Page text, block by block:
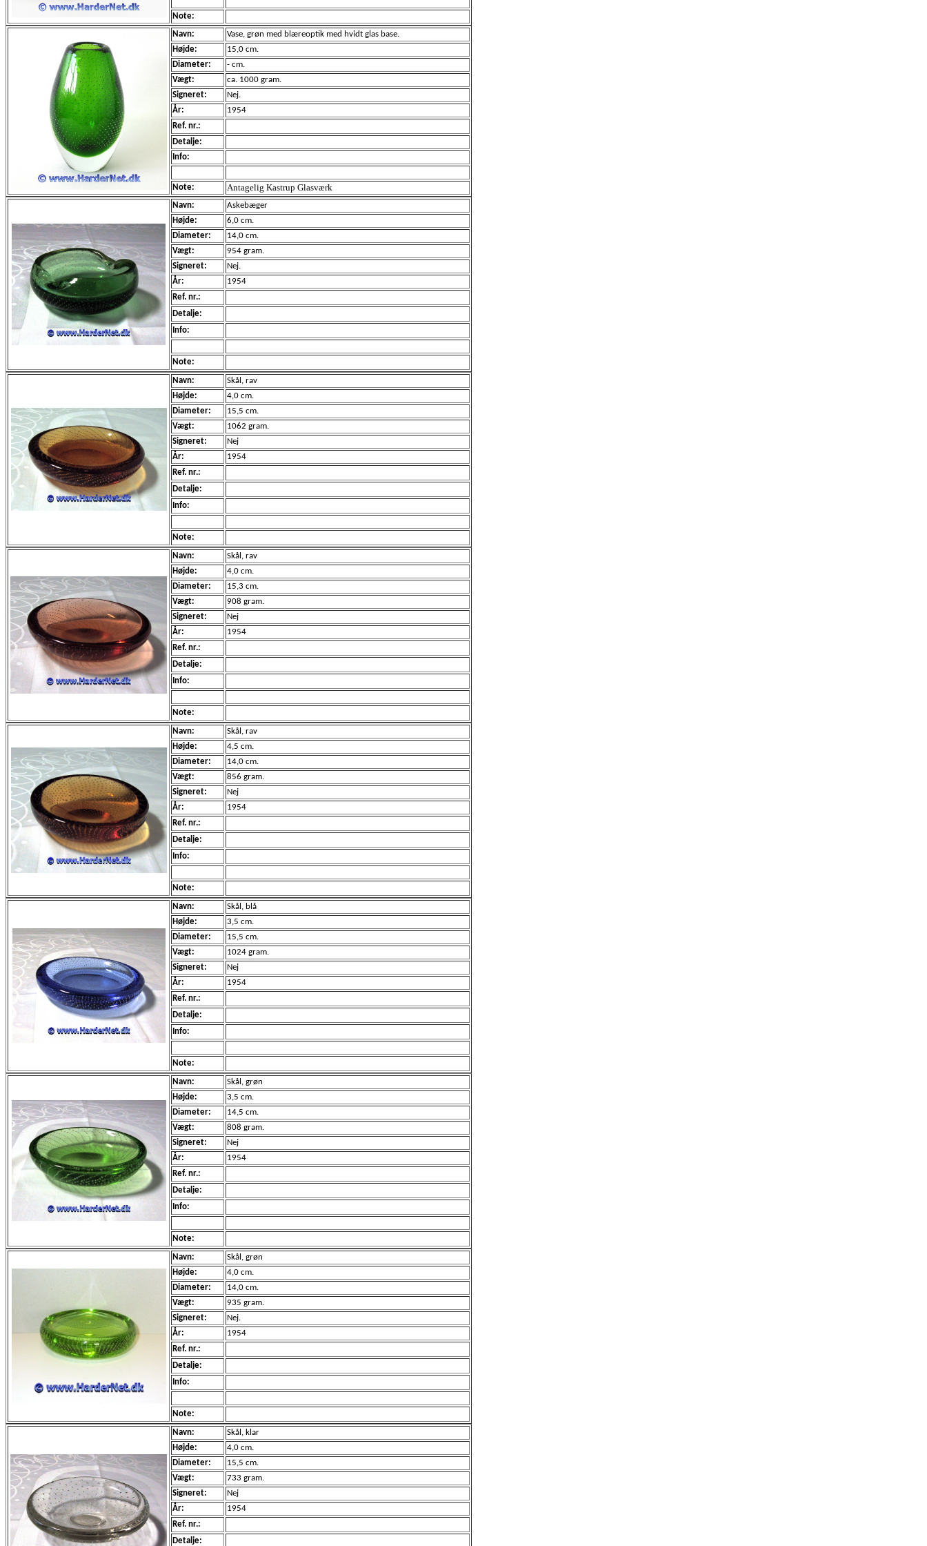
Note:
Navn:
Vase, grøn med blæreoptik med hvidt glas base.
Højde:
15,0 cm.
Diameter:
- cm.
Vægt:
ca. 1000 gram.
Signeret:
Nej.
År:
1954
Ref. nr.:
Detalje:
Info:
Note: Antagelig Kastrup Glasværk
Navn:
Askebæger
Højde:
6,0 cm.
Diameter:
14,0 cm.
Vægt:
954 gram.
Signeret:
Nej.
År:
1954
Ref. nr.:
Detalje:
Info:
Note:
Navn:
Skål, rav
Højde:
4,0 cm.
Diameter:
15,5 cm.
Vægt:
1062 gram.
Signeret:
Nej
År:
1954
Ref. nr.:
Detalje:
Info:
Note:
Navn:
Skål, rav
Højde:
4,0 cm.
Diameter:
15,3 cm.
Vægt:
908 gram.
Signeret:
Nej
År:
1954
Ref. nr.:
Detalje:
Info:
Note:
Navn:
Skål, rav
Højde:
4,5 cm.
Diameter:
14,0 cm.
Vægt:
856 gram.
Signeret:
Nej
År:
1954
Ref. nr.:
Detalje:
Info:
Note:
Navn:
Skål, blå
Højde:
3,5 cm.
Diameter:
15,5 cm.
Vægt:
1024 gram.
Signeret:
Nej
År:
1954
Ref. nr.:
Detalje:
Info:
Note:
Navn:
Skål, grøn
Højde:
3,5 cm.
Diameter:
14,5 cm.
Vægt:
808 gram.
Signeret:
Nej
År:
1954
Ref. nr.:
Detalje:
Info:
Note:
Navn:
Skål, grøn
Højde:
4,0 cm.
Diameter:
14,0 cm.
Vægt:
935 gram.
Signeret:
Nej.
År:
1954
Ref. nr.:
Detalje:
Info:
Note:
Navn:
Skål, klar
Højde:
4,0 cm.
Diameter:
15,5 cm.
Vægt:
733 gram.
Signeret:
Nej
År:
1954
Ref. nr.:
Detalje: